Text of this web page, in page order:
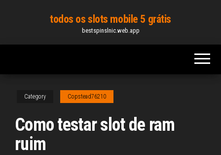
content
todos os slots mobile 5 grátis
bestspinslnic.web.app
Category Copstead76210
Como testar slot de ram
ruim